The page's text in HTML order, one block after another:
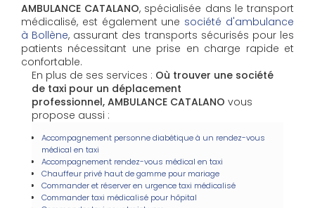
AMBULANCE CATALANO, spécialisée dans le transport
médicalisé, est également une société d'ambulance
à Bollène, assurant des transports sécurisés pour les
patients nécessitant une prise en charge rapide et
confortable.
En plus de ses services : Où trouver une société
de taxi pour un déplacement
professionnel, AMBULANCE CATALANO vous
propose aussi :
Accompagnement personne diabétique à un rendez-vous
médical en taxi
Accompagnement rendez-vous médical en taxi
Chauffeur privé haut de gamme pour mariage
Commander et réserver en urgence taxi médicalisé
Commander taxi médicalisé pour hôpital